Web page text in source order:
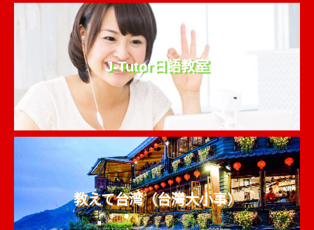
J-Tutor日語教室
教えて台湾（台灣大小事）